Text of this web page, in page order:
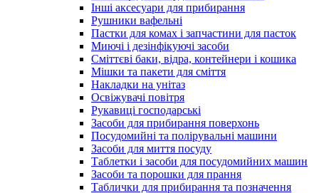
Інші аксесуари для прибирання
Рушники вафельні
Пастки для комах і запчастини для пасток
Миючі і дезінфікуючі засоби
Сміттєві баки, відра, контейнери і кошика
Мішки та пакети для сміття
Накладки на унітаз
Освіжувачі повітря
Рукавиці господарські
Засоби для прибирання поверхонь
Посудомийні та полірувальні машини
Засоби для миття посуду
Таблетки і засоби для посудомийних машин
Засоби та порошки для прання
Таблички для прибирання та позначення